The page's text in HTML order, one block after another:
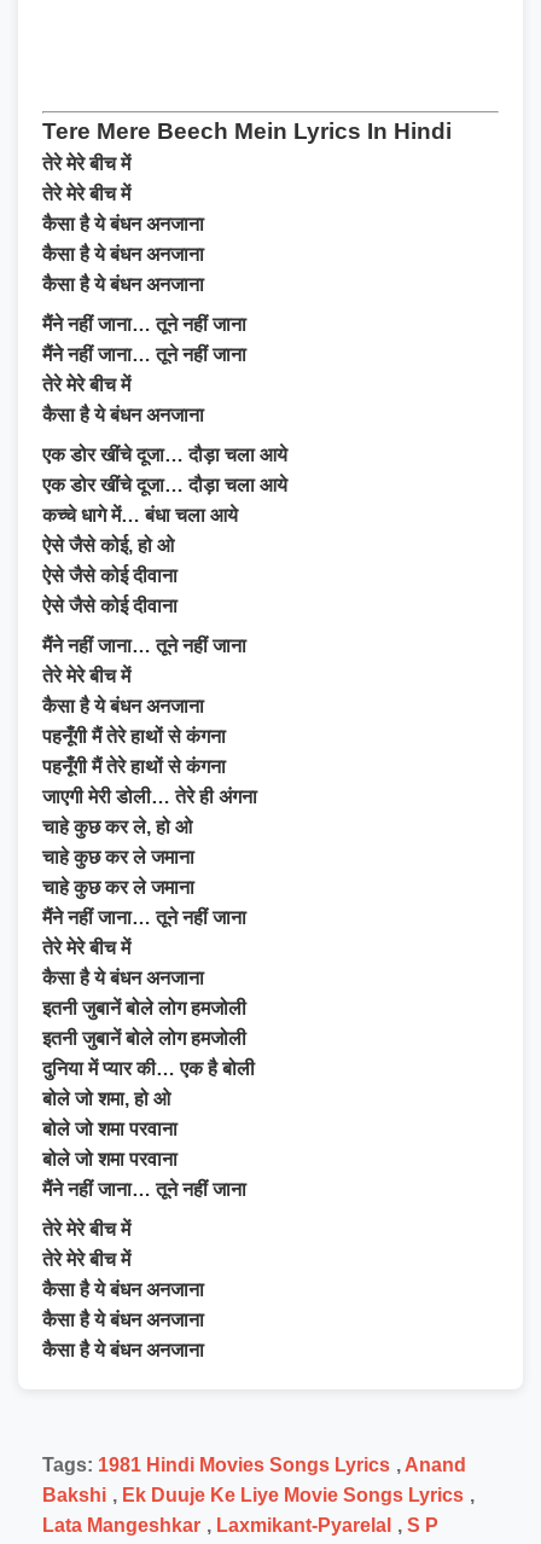
Tere Mere Beech Mein Lyrics In Hindi
तेरे मेरे बीच में
तेरे मेरे बीच में
कैसा है ये बंधन अनजाना
कैसा है ये बंधन अनजाना
कैसा है ये बंधन अनजाना
मैंने नहीं जाना… तूने नहीं जाना
मैंने नहीं जाना… तूने नहीं जाना
तेरे मेरे बीच में
कैसा है ये बंधन अनजाना
एक डोर खींचे दूजा… दौड़ा चला आये
एक डोर खींचे दूजा… दौड़ा चला आये
कच्चे धागे में… बंधा चला आये
ऐसे जैसे कोई, हो ओ
ऐसे जैसे कोई दीवाना
ऐसे जैसे कोई दीवाना
मैंने नहीं जाना… तूने नहीं जाना
तेरे मेरे बीच में
कैसा है ये बंधन अनजाना
पहनूँगी मैं तेरे हाथों से कंगना
पहनूँगी मैं तेरे हाथों से कंगना
जाएगी मेरी डोली… तेरे ही अंगना
चाहे कुछ कर ले, हो ओ
चाहे कुछ कर ले जमाना
चाहे कुछ कर ले जमाना
मैंने नहीं जाना… तूने नहीं जाना
तेरे मेरे बीच में
कैसा है ये बंधन अनजाना
इतनी जुबानें बोले लोग हमजोली
इतनी जुबानें बोले लोग हमजोली
दुनिया में प्यार की… एक है बोली
बोले जो शमा, हो ओ
बोले जो शमा परवाना
बोले जो शमा परवाना
मैंने नहीं जाना… तूने नहीं जाना
तेरे मेरे बीच में
तेरे मेरे बीच में
कैसा है ये बंधन अनजाना
कैसा है ये बंधन अनजाना
कैसा है ये बंधन अनजाना
Tags: 1981 Hindi Movies Songs Lyrics , Anand
Bakshi , Ek Duuje Ke Liye Movie Songs Lyrics ,
Lata Mangeshkar , Laxmikant-Pyarelal , S P